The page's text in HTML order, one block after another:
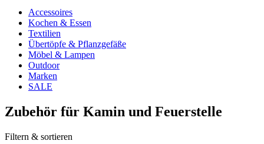
Accessoires
Kochen & Essen
Textilien
Übertöpfe & Pflanzgefäße
Möbel & Lampen
Outdoor
Marken
SALE
Zubehör für Kamin und Feuerstelle
Filtern & sortieren